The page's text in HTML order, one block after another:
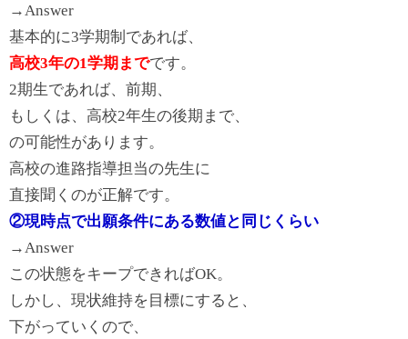
→Answer
基本的に3学期制であれば、
高校3年の1学期までです。
2期生であれば、前期、
もしくは、高校2年生の後期まで、
の可能性があります。
高校の進路指導担当の先生に
直接聞くのが正解です。
②現時点で出願条件にある数値と同じくらい
→Answer
この状態をキープできればOK。
しかし、現状維持を目標にすると、
下がっていくので、